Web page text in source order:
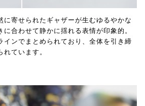
に寄せられたギャザーが生むゆるやかな
に合わせて静かに揺れる表情が印象的。
インでまとめられており、全体を引き締
ています。